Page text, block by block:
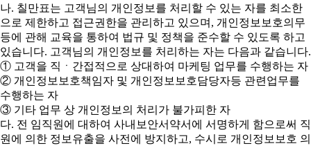
나. 칠만표는 고객님의 개인정보를 처리할 수 있는 자를 최소한
으로 제한하고 접근권한을 관리하고 있으며, 개인정보보호의무
등에 관해 교육을 통하여 법규 및 정책을 준수할 수 있도록 하고
있습니다. 고객님의 개인정보를 처리하는 자는 다음과 같습니다.
① 고객을 직ㆍ간접적으로 상대하여 마케팅 업무를 수행하는 자
② 개인정보보호책임자 및 개인정보보호담당자등 관련업무를
수행하는 자
③ 기타 업무 상 개인정보의 처리가 불가피한 자
다. 전 임직원에 대하여 사내보안서약서에 서명하게 함으로써 직
원에 의한 정보유출을 사전에 방지하고, 수시로 개인정보보호 의